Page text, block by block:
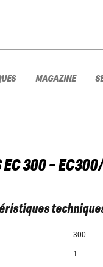
MAGAZINE
EC 300 -
300
1